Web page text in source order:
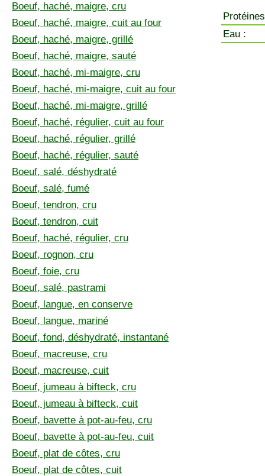
Boeuf, haché, maigre, cru
Boeuf, haché, maigre, cuit au four
Boeuf, haché, maigre, grillé
Boeuf, haché, maigre, sauté
Boeuf, haché, mi-maigre, cru
Boeuf, haché, mi-maigre, cuit au four
Boeuf, haché, mi-maigre, grillé
Boeuf, haché, régulier, cuit au four
Boeuf, haché, régulier, grillé
Boeuf, haché, régulier, sauté
Boeuf, salé, déshydraté
Boeuf, salé, fumé
Boeuf, tendron, cru
Boeuf, tendron, cuit
Boeuf, haché, régulier, cru
Boeuf, rognon, cru
Boeuf, foie, cru
Boeuf, salé, pastrami
Boeuf, langue, en conserve
Boeuf, langue, mariné
Boeuf, fond, déshydraté, instantané
Boeuf, macreuse, cru
Boeuf, macreuse, cuit
Boeuf, jumeau à bifteck, cru
Boeuf, jumeau à bifteck, cuit
Boeuf, bavette à pot-au-feu, cru
Boeuf, bavette à pot-au-feu, cuit
Boeuf, plat de côtes, cru
Boeuf, plat de côtes, cuit
Eau :